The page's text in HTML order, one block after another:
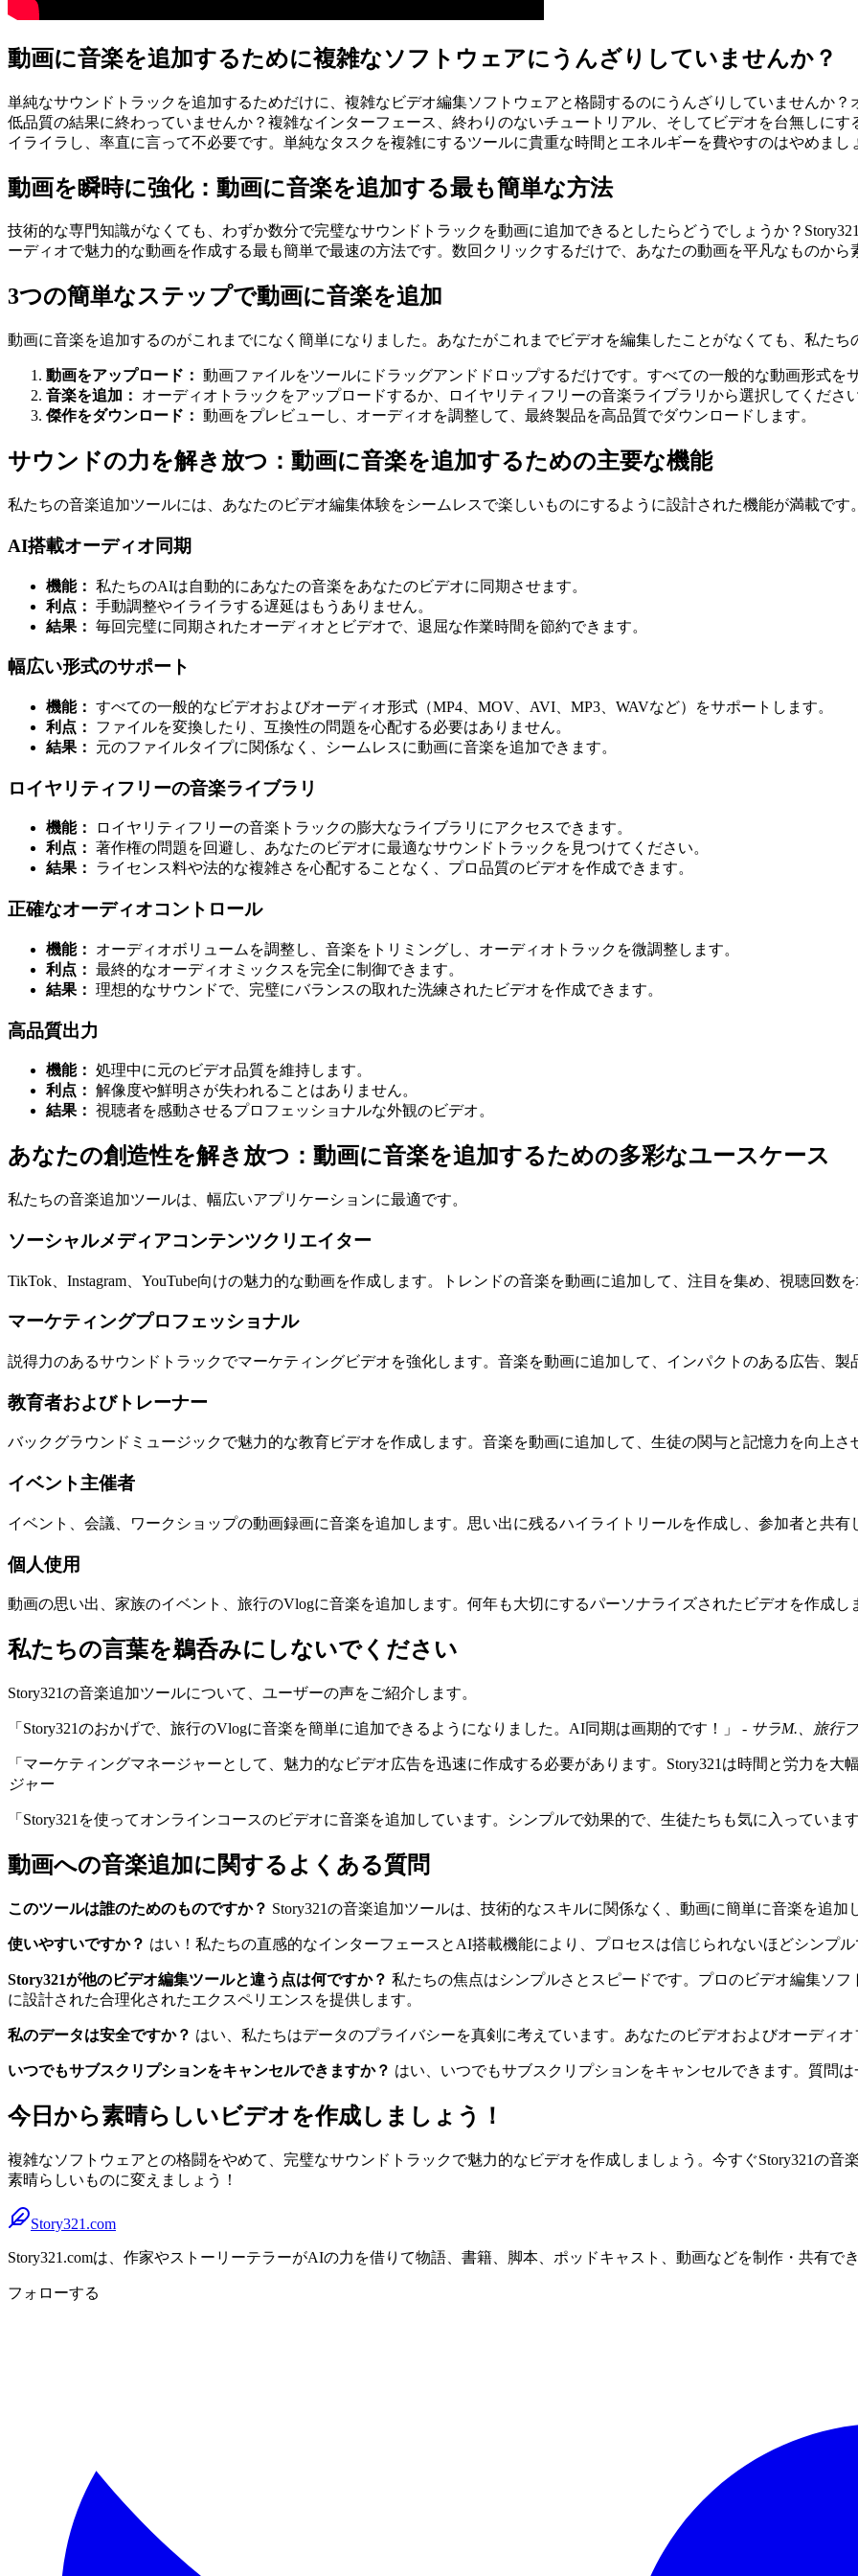
動画に音楽を追加するために複雑なソフトウェアにうんざりしていませんか？
単純なサウンドトラックを追加するためだけに、複雑なビデオ編集ソフトウェアと格闘するのにうんざりしていませんか
低品質の結果に終わっていませんか？複雑なインターフェース、終わりのないチュートリアル、そしてビデオを台無しにす
イライラし、率直に言って不必要です。単純なタスクを複雑にするツールに貴重な時間とエネルギーを費やすのはやめまし
動画を瞬時に強化：動画に音楽を追加する最も簡単な方法
技術的な専門知識がなくても、わずか数分で完璧なサウンドトラックを動画に追加できるとしたらどうでしょうか？
ーディオで魅力的な動画を作成する最も簡単で最速の方法です。数回クリックするだけで、あなたの動画を平凡なものから
3つの簡単なステップで動画に音楽を追加
動画に音楽を追加するのがこれまでになく簡単になりました。あなたがこれまでビデオを編集したことがなくても、私たち
動画をアップロード： 動画ファイルをツールにドラッグアンドドロップするだけです。すべての一般的な動画形式を
音楽を追加：
オーディオトラックをアップロードするか、ロイヤリティフリーの音楽ライブラリから選択してください
傑作をダウンロード： 動画をプレビューし、オーディオを調整して、最終製品を高品質でダウンロードします。
サウンドの力を解き放つ：動画に音楽を追加するための主要な機能
私たちの音楽追加ツールには、あなたのビデオ編集体験をシームレスで楽しいものにするように設計された機能が満載です。
AI搭載オーディオ同期
機能： 私たちのAIは自動的にあなたの音楽をあなたのビデオに同期させます。
利点： 手動調整やイライラする遅延はもうありません。
結果： 毎回完璧に同期されたオーディオとビデオで、退屈な作業時間を節約できます。
幅広い形式のサポート
機能： すべての一般的なビデオおよびオーディオ形式（MP4、MOV、AVI、MP3、WAVなど）をサポートします。
利点：
ファイルを変換したり、互換性の問題を心配する必要はありません。
結果：
元のファイルタイプに関係なく、シームレスに動画に音楽を追加できます。
ロイヤリティフリーの音楽ライブラリ
機能：
ロイヤリティフリーの音楽トラックの膨大なライブラリにアクセスできます。
利点： 著作権の問題を回避し、あなたのビデオに最適なサウンドトラックを見つけてください。
結果：
ライセンス料や法的な複雑さを心配することなく、プロ品質のビデオを作成できます。
正確なオーディオコントロール
機能：
オーディオボリュームを調整し、音楽をトリミングし、オーディオトラックを微調整します。
利点： 最終的なオーディオミックスを完全に制御できます。
結果： 理想的なサウンドで、完璧にバランスの取れた洗練されたビデオを作成できます。
高品質出力
機能： 処理中に元のビデオ品質を維持します。
利点： 解像度や鮮明さが失われることはありません。
結果： 視聴者を感動させるプロフェッショナルな外観のビデオ。
あなたの創造性を解き放つ：動画に音楽を追加するための多彩なユースケース
私たちの音楽追加ツールは、幅広いアプリケーションに最適です。
ソーシャルメディアコンテンツクリエイター
TikTok、Instagram、YouTube向けの魅力的な動画を作成します。トレンドの音楽を動画に追加して、注目を集め、視聴回数を
マーケティングプロフェッショナル
説得力のあるサウンドトラックでマーケティングビデオを強化します。音楽を動画に追加して、インパクトのある広告、製
教育者およびトレーナー
バックグラウンドミュージックで魅力的な教育ビデオを作成します。音楽を動画に追加して、生徒の関与と記憶力を向上さ
イベント主催者
イベント、会議、ワークショップの動画録画に音楽を追加します。思い出に残るハイライトリールを作成し、参加者と共有
個人使用
動画の思い出、家族のイベント、旅行のVlogに音楽を追加します。何年も大切にするパーソナライズされたビデオを作成し
私たちの言葉を鵜呑みにしないでください
Story321の音楽追加ツールについて、ユーザーの声をご紹介します。
「Story321のおかげで、旅行のVlogに音楽を簡単に追加できるようになりました。AI同期は画期的です！」 - サラM.、旅行
「マーケティングマネージャーとして、魅力的なビデオ広告を迅速に作成する必要があります。Story321は時間と労力を大
ジャー
「Story321を使ってオンラインコースのビデオに音楽を追加しています。シンプルで効果的で、生徒たちも気に入っていま
動画への音楽追加に関するよくある質問
このツールは誰のためのものですか？ Story321の音楽追加ツールは、技術的なスキルに関係なく、動画に簡単に音楽を追加
使いやすいですか？ はい！私たちの直感的なインターフェースとAI搭載機能により、プロセスは信じられないほどシンプル
Story321が他のビデオ編集ツールと違う点は何ですか？ 私たちの焦点はシンプルさとスピードです。プロのビデオ編集ソ
に設計された合理化されたエクスペリエンスを提供します。
私のデータは安全ですか？ はい、私たちはデータのプライバシーを真剣に考えています。あなたのビデオおよびオーディ
いつでもサブスクリプションをキャンセルできますか？ はい、いつでもサブスクリプションをキャンセルできます。質問は
今日から素晴らしいビデオを作成しましょう！
複雑なソフトウェアとの格闘をやめて、完璧なサウンドトラックで魅力的なビデオを作成しましょう。今すぐStory321の
素晴らしいものに変えましょう！
Story321.com
Story321.comは、作家やストーリーテラーがAIの力を借りて物語、書籍、脚本、ポッドキャスト、動画などを制作・共有で
フォローする